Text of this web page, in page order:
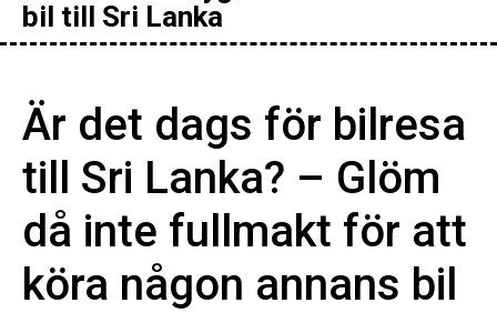
bil till Sri Lanka
Är det dags för bilresa
till Sri Lanka? – Glöm
då inte fullmakt för att
köra någon annans bil